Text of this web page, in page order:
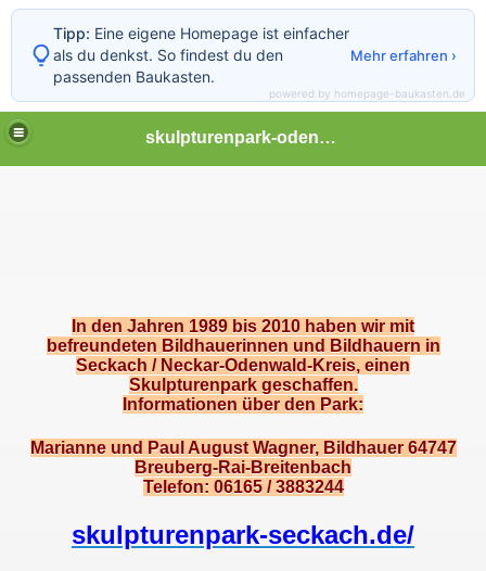
skulpturenpark-odenwald
In den Jahren 1989 bis 2010 haben wir mit
befreundeten Bildhauerinnen und Bildhauern in
Seckach / Neckar-Odenwald-Kreis, einen
Skulpturenpark geschaffen.
Informationen über den Park:
Marianne und Paul August Wagner, Bildhauer 64747
Breuberg-Rai-Breitenbach
Telefon: 06165 / 3883244
skulpturenpark-seckach.de/
Tipp: Eine eigene Homepage ist einfacher
als du denkst. So findest du den
passenden Baukasten.
Mehr erfahren ›
powered by homepage-baukasten.de